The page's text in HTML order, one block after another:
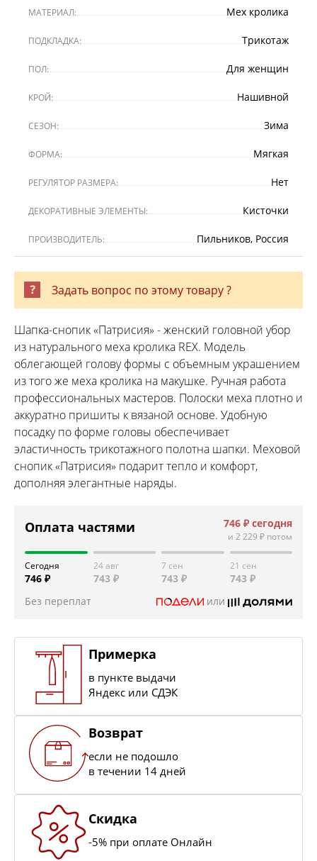
МАТЕРИАЛ: Мех кролика
ПОДКЛАДКА: Трикотаж
ПОЛ: Для женщин
КРОЙ: Нашивной
СЕЗОН: Зима
ФОРМА: Мягкая
РЕГУЛЯТОР РАЗМЕРА: Нет
ДЕКОРАТИВНЫЕ ЭЛЕМЕНТЫ: Кисточки
ПРОИЗВОДИТЕЛЬ: Пильников, Россия
Задать вопрос по этому товару ?
Шапка-снопик «Патрисия» - женский головной убор
из натурального меха кролика REX. Модель
облегающей голову формы с объемным украшением
из того же меха кролика на макушке. Ручная работа
профессиональных мастеров. Полоски меха плотно и
аккуратно пришиты к вязаной основе. Удобную
посадку по форме головы обеспечивает
эластичность трикотажного полотна шапки. Меховой
снопик «Патрисия» подарит тепло и комфорт,
дополняя элегантные наряды.
Оплата частями 746 ₽ сегодня
и 2 229 ₽ потом
Сегодня
746 ₽
24 авг
743 ₽
7 сен
743 ₽
21 сен
743 ₽
Без переплат
или
Примерка
в пункте выдачи
Яндекс или СДЭК
Возврат
если не подошло
в течении 14 дней
Скидка
-5% при оплате Онлайн